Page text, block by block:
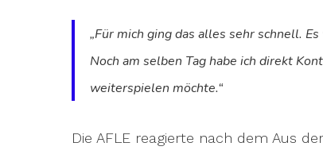
„Für mich ging das alles sehr schnell.
Noch am selben Tag habe ich direkt
weiterspielen möchte.“
Die AFLE reagierte nach dem Aus